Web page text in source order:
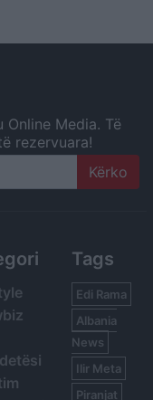
Online Media. Të
rezervuara!
Tags
Edi Rama
Albania
News
Ilir Meta
Piranjat